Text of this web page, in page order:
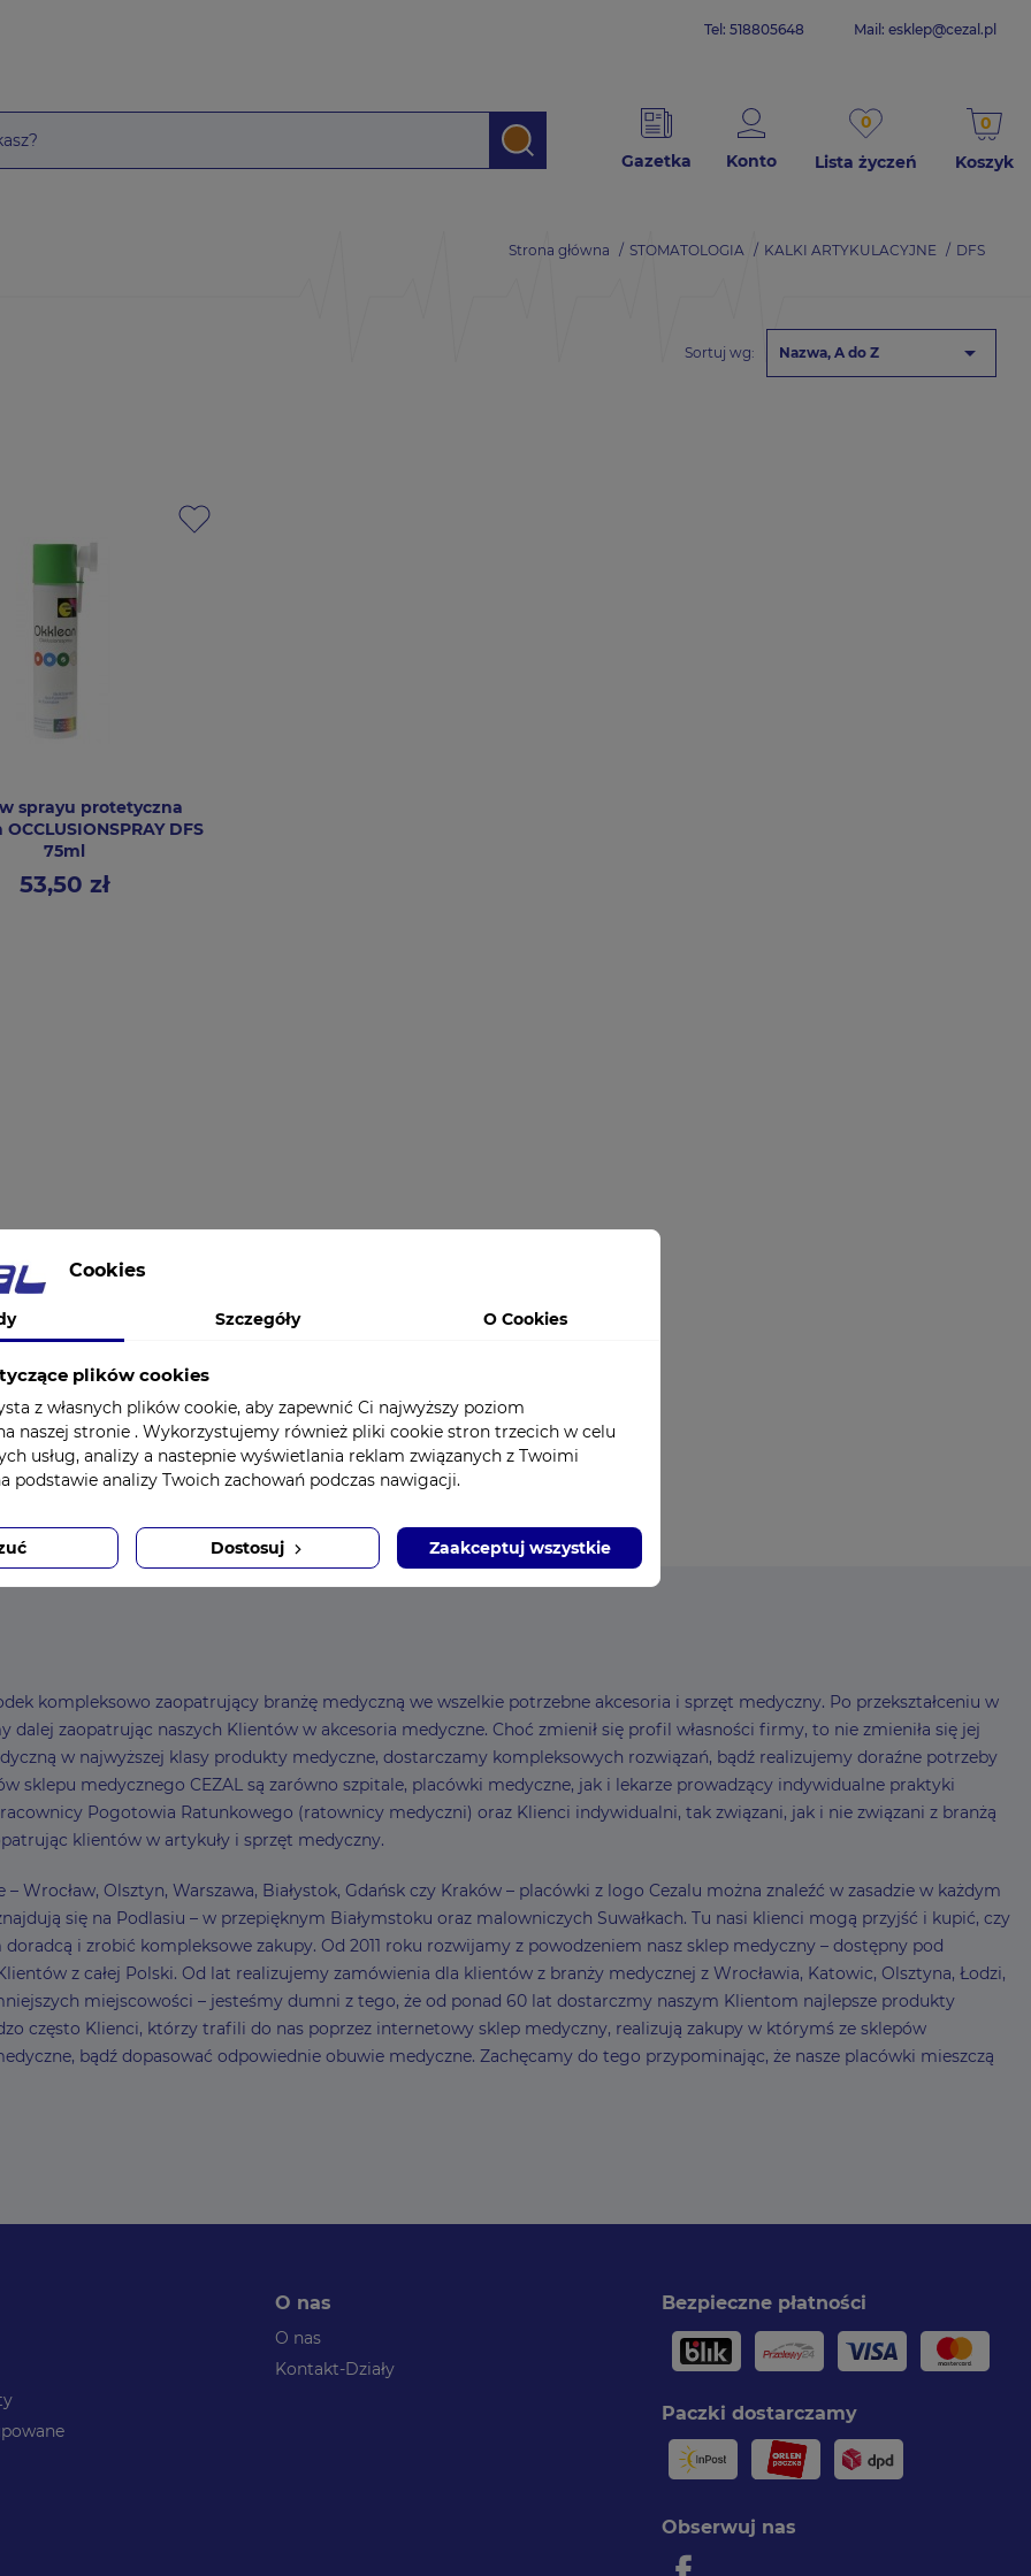
Tel: 518805648 Mail: esklep@cezal.pl
Gazetka Konto
0
Lista życzeń
0
Koszyk
Strona główna STOMATOLOGIA KALKI ARTYKULACYJNE DFS
Sortuj wg: Nazwa, A do Z 
sprayu protetyczna
DFS
75ml
Cena
53,50 zł
kompleksowo zaopatrujący branżę medyczną we wszelkie potrzebne akcesoria i sprzęt medyczny. Po przekształceniu w
dalej zaopatrując naszych Klientów w akcesoria medyczne. Choć zmienił się profil własności firmy, to nie zmieniła się jej
w najwyższej klasy produkty medyczne, dostarczamy kompleksowych rozwiązań, bądź realizujemy doraźne potrzeby
medycznego CEZAL są zarówno szpitale, placówki medyczne, jak i lekarze prowadzący indywidualne praktyki
Pogotowia Ratunkowego (ratownicy medyczni) oraz Klienci indywidualni, tak związani, jak i nie związani z branżą
klientów w artykuły i sprzęt medyczny.
Wrocław, Olsztyn, Warszawa, Białystok, Gdańsk czy Kraków – placówki z logo Cezalu można znaleźć w zasadzie w każdym
się na Podlasiu – w przepięknym Białymstoku oraz malowniczych Suwałkach. Tu nasi klienci mogą przyjść i kupić, czy
i zrobić kompleksowe zakupy. Od 2011 roku rozwijamy z powodzeniem nasz sklep medyczny – dostępny pod
z całej Polski. Od lat realizujemy zamówienia dla klientów z branży medycznej z Wrocławia, Katowic, Olsztyna, Łodzi,
miejscowości – jesteśmy dumni z tego, że od ponad 60 lat dostarczmy naszym Klientom najlepsze produkty
często Klienci, którzy trafili do nas poprzez internetowy sklep medyczny, realizują zakupy w którymś ze sklepów
bądź dopasować odpowiednie obuwie medyczne. Zachęcamy do tego przypominając, że nasze placówki mieszczą
O nas
O nas
Kontakt-Działy
Bezpieczne płatności
Paczki dostarczamy
Obserwuj nas
Cookies
Szczegóły O Cookies
plików cookies
z własnych plików cookie, aby zapewnić Ci najwyższy poziom
naszej stronie . Wykorzystujemy również pliki cookie stron trzecich w celu
usług, analizy a nastepnie wyświetlania reklam związanych z Twoimi
podstawie analizy Twoich zachowań podczas nawigacji.
Dostosuj Zaakceptuj wszystkie